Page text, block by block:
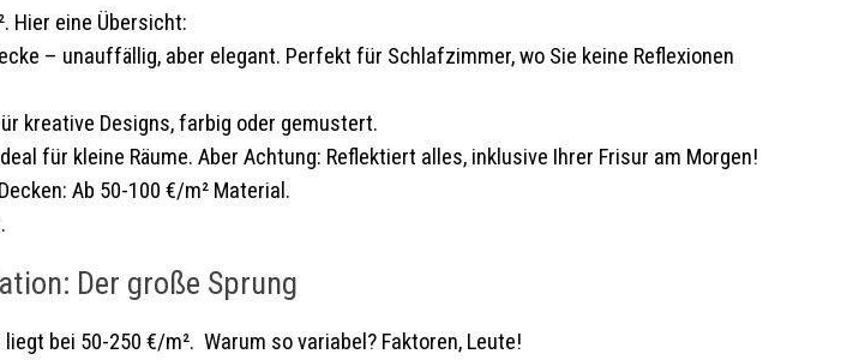
Hier eine Übersicht:
– unauffällig, aber elegant. Perfekt für Schlafzimmer, wo Sie keine Reflexionen
kreative Designs, farbig oder gemustert.
für kleine Räume. Aber Achtung: Reflektiert alles, inklusive Ihrer Frisur am Morgen!
Ab 50-100 €/m² Material.
Der große Sprung
bei 50-250 €/m². Warum so variabel? Faktoren, Leute!